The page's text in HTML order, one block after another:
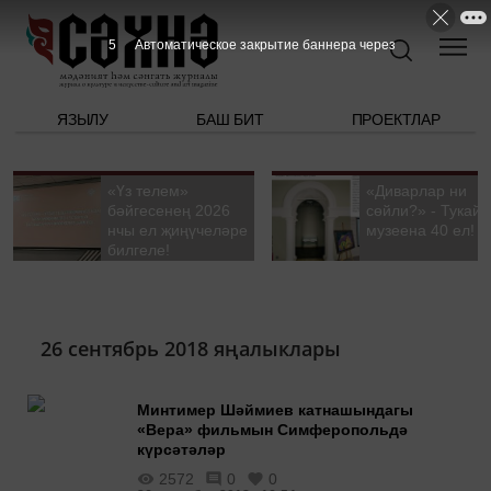
ЯЗЫЛУ БАШ БИТ ПРОЕКТЛАР
«Үз телем»
бәйгесенең 2026
нчы ел җиңүчеләре
билгеле!
«Диварлар ни
сөйли?» - Тукай
музеена 40 ел!
26 сентябрь 2018 яңалыклары
Минтимер Шәймиев катнашындагы
«Вера» фильмын Симферопольдә
күрсәтәләр
2572
0 0
5 Автоматическое закрытие баннера через